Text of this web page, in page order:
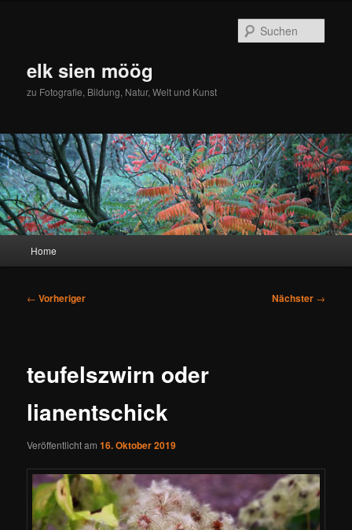
elk sien möög
zu Fotografie, Bildung, Natur, Welt und Kunst
Home
Beitragsnavigation
← Vorheriger Nächster →
teufelszwirn oder
lianentschick
Veröffentlicht am16. Oktober 2019